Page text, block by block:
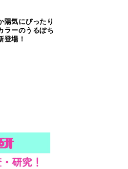
陽気にぴったり
ラーのうるぽち
登場！